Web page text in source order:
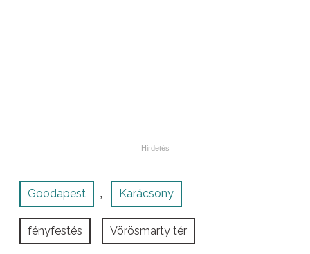
Goodapest , Karácsony
fényfestés Vörösmarty tér